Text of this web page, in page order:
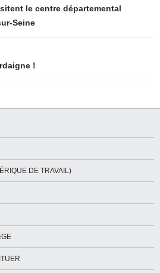
le centre départemental
Seine
!
DE TRAVAIL)